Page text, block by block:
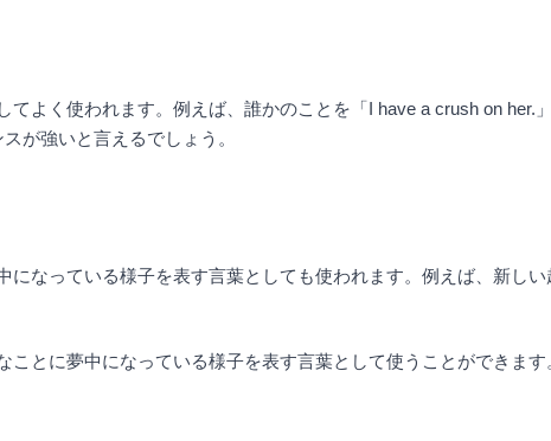
よく使われます。例えば、誰かのことを「I have a crush on her.
が強いと言えるでしょう。
なっている様子を表す言葉としても使われます。例えば、新し
とに夢中になっている様子を表す言葉として使うことができます